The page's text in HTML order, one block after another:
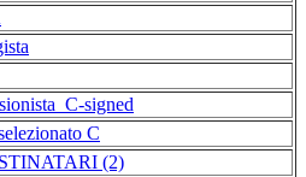
signed
C
(2)